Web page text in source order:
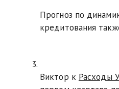
Прогноз по
кредитования
Виктор к Расходы